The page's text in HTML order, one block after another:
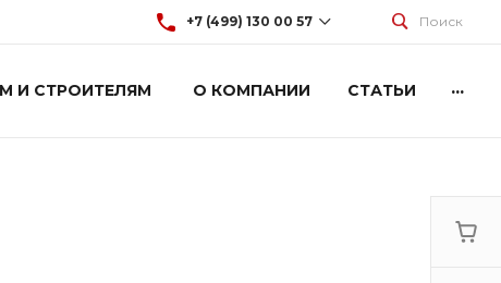
+7 (499) 130 00 57 Поиск
И СТРОИТЕЛЯМ О КОМПАНИИ СТАТЬИ ...